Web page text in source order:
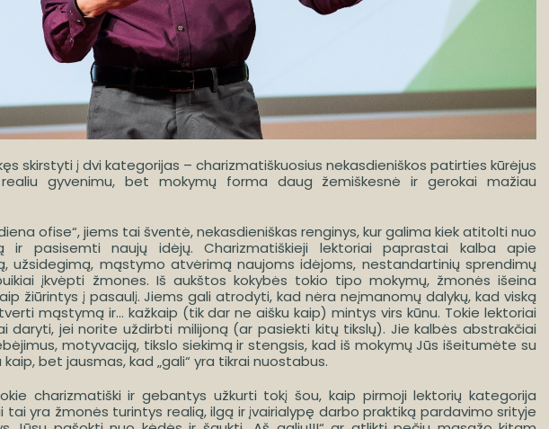
skirstyti į dvi kategorijas – charizmatiškuosius nekasdieniškos patirties kūrėjus
gyvenimu, bet mokymų forma daug žemiškesnė ir gerokai mažiau
ofise“, jiems tai šventė, nekasdieniškas renginys, kur galima kiek atitolti nuo
ir pasisemti naujų idėjų. Charizmatiškieji lektoriai paprastai kalba apie
užsidegimą, mąstymo atvėrimą naujoms idėjoms, nestandartinių sprendimų
įkvėpti žmones. Iš aukštos kokybės tokio tipo mokymų, žmonės išeina
žiūrintys į pasaulį. Jiems gali atrodyti, kad nėra neįmanomų dalykų, kad viską
mąstymą ir… kažkaip (tik dar ne aišku kaip) mintys virs kūnu. Tokie lektoriai
daryti, jei norite uždirbti milijoną (ar pasiekti kitų tikslų). Jie kalbės abstrakčiai
motyvaciją, tikslo siekimą ir stengsis, kad iš mokymų Jūs išeitumėte su
bet jausmas, kad „gali“ yra tikrai nuostabus.
charizmatiški ir gebantys užkurti tokį šou, kaip pirmoji lektorių kategorija
tai yra žmonės turintys realią, ilgą ir įvairialypę darbo praktiką pardavimo srityje